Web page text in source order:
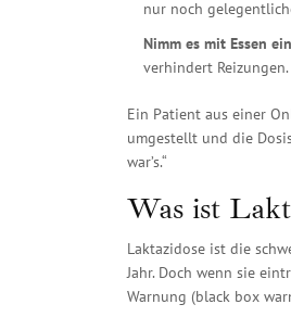
nur noch
Nimm es mit Essen
verhindert Reizungen.
Ein Patient aus einer
umgestellt und die
war’s.“
Was ist
Laktazidose ist die
Jahr. Doch wenn sie
Warnung (black box